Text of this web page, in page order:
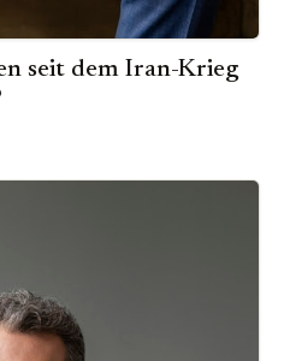
seit dem Iran-Krieg